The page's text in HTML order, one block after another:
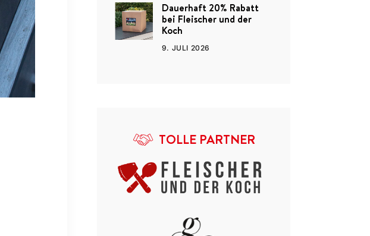
Dauerhaft 20% Rabatt
bei Fleischer und der
Koch
9. JULI 2026
TOLLE PARTNER